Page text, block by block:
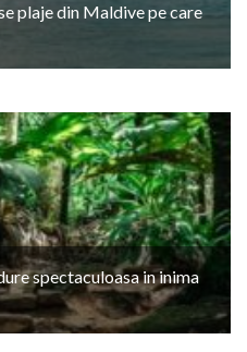
plaje din Maldive pe care
spectaculoasa in inima